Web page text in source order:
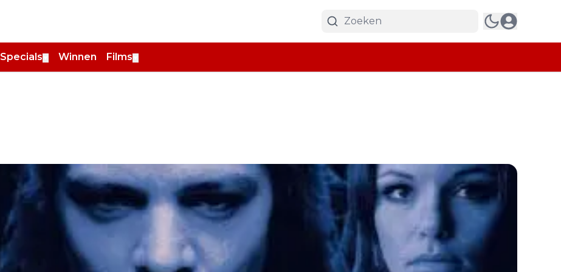
Specials Winnen Films